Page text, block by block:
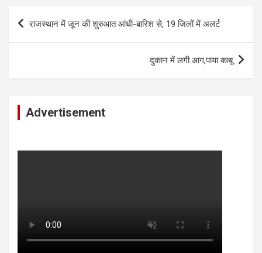
Post
navigation
राजस्थान में जून की शुरुआत आंधी-बारिश से, 19 जिलों में अलर्ट
दुकान में लगी आग,पाया काबू
Advertisement